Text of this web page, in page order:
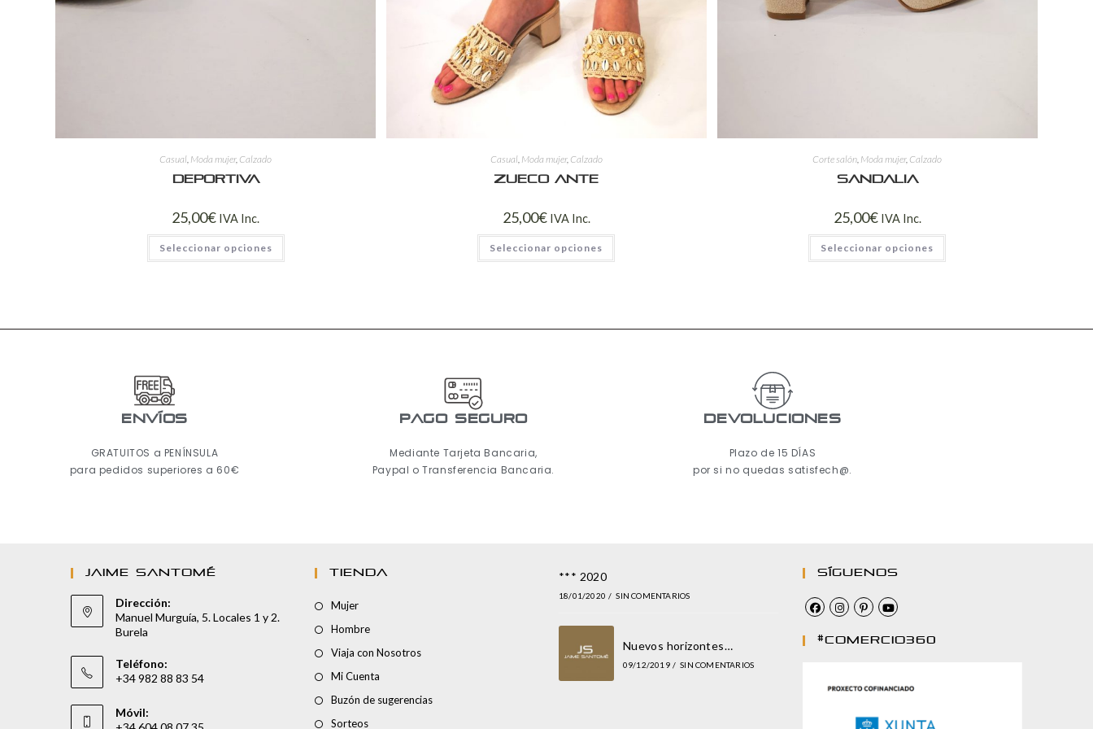
Casual Moda mujer, Calzado
Deportiva
25,00€ IVA Inc.
Seleccionar opciones
Casual, Moda mujer, Calzado
Zueco ante
25,00€ IVA Inc.
Seleccionar opciones
Corte salón Moda mujer, Calzado
Sandalia
25,00€ IVA Inc.
Seleccionar opciones
ENVÍOS
GRATUITOS a PENÍNSULA
para pedidos superiores a 60€
pago seguro
Mediante Tarjeta Bancaria,
Paypal o Transferencia Bancaria.
Devoluciones
Plazo de 15 DÍAS
por si no quedas satisfech@.
JAIME SANTOMÉ
Dirección:
Manuel Murguía, 5. Locales 1 y 2.
Burela
Teléfono:
+34 982 88 83 54
Móvil:
TIENDA
Mujer
Hombre
Viaja con Nosotros
Mi Cuenta
Buzón de sugerencias
Sorteos
*** 2020
18/01/2020 / SIN COMENTARIOS
Nuevos horizontes…
09/12/2019 / SIN COMENTARIOS
Síguenos
#comercio360